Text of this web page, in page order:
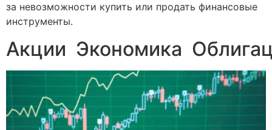
за невозможности купить или продать финансовые
инструменты.
Акции Экономика